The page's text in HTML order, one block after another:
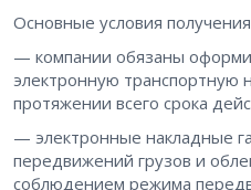
Основные условия
— компании обязаны
электронную транспортную
протяжении всего срока
— электронные накладные
передвижений грузов и
соблюдением режима